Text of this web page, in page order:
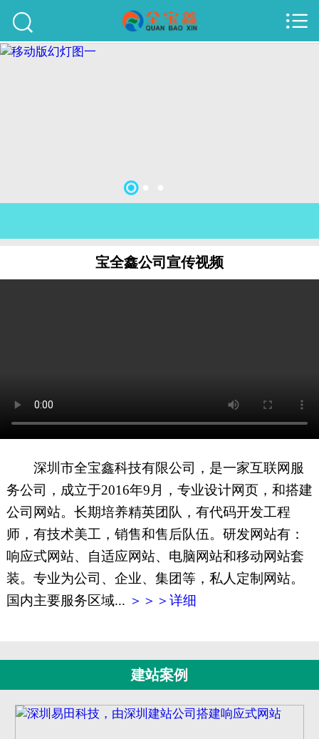
关于我们
联系我们
51La
XML地图


宝全鑫公司宣传视频
深圳市全宝鑫科技有限公司，是一家互联网服
务公司，成立于2016年9月，专业设计网页，和搭建
公司网站。长期培养精英团队，有代码开发工程
师，有技术美工，销售和售后队伍。研发网站有：
响应式网站、自适应网站、电脑网站和移动网站套
装。专业为公司、企业、集团等，私人定制网站。
国内主要服务区域... ＞＞＞详细
建站案例